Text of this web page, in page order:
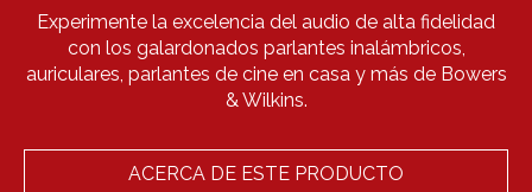
Experimente la excelencia del audio de alta fidelidad
con los galardonados parlantes inalámbricos,
auriculares, parlantes de cine en casa y más de Bowers
& Wilkins.
ACERCA DE ESTE PRODUCTO